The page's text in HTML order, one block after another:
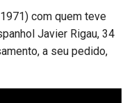
com quem teve
Javier Rigau, 34
a seu pedido,